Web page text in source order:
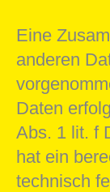
Eine
anderen
Daten
Abs. 1 lit. f
hat ein
technisch